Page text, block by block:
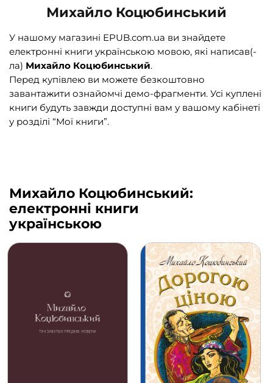
Михайло Коцюбинський
У нашому магазині EPUB.com.ua ви знайдете
електронні книги українською мовою, які написав(-
ла) Михайло Коцюбинський.
Перед купівлею ви можете безкоштовно
завантажити ознайомчі демо-фрагменти. Усі куплені
книги будуть завжди доступні вам у вашому кабінеті
у розділі “Мої книги”.
Михайло Коцюбинський:
електронні книги
українською